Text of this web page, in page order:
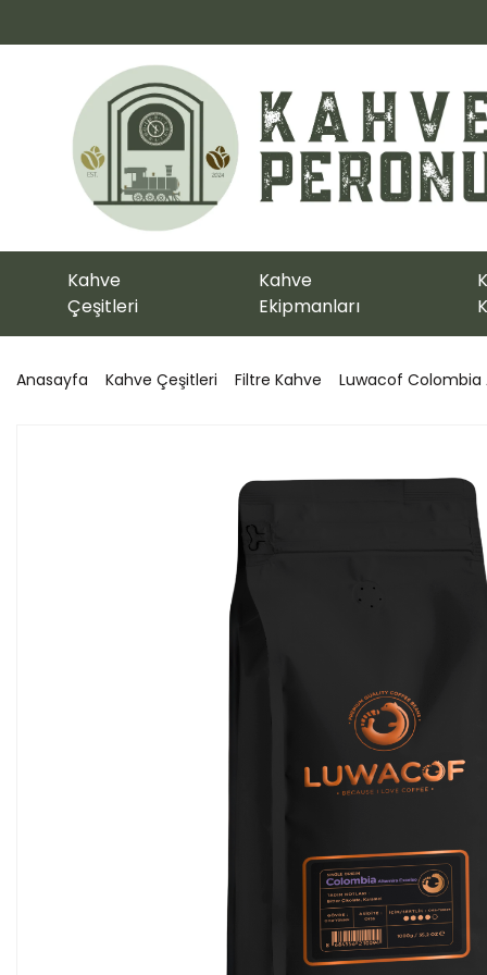
Kahve
Çeşitleri
Kahve
Ekipmanları
Anasayfa Kahve Çeşitleri Filtre Kahve Luwacof Colombia